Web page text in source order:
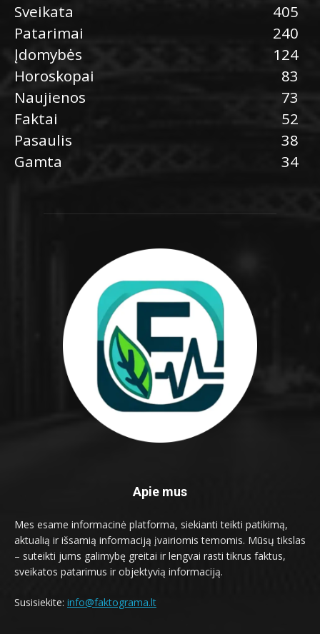
Sveikata
405
Patarimai
240
Įdomybės
124
Horoskopai
83
Naujienos
73
Faktai
52
Pasaulis
38
Gamta
34
Apie mus
Mes esame informacinė platforma, siekianti teikti patikimą,
aktualią ir išsamią informaciją įvairiomis temomis. Mūsų tikslas
– suteikti jums galimybę greitai ir lengvai rasti tikrus faktus,
sveikatos patarimus ir objektyvią informaciją.
Susisiekite: info@faktograma.lt